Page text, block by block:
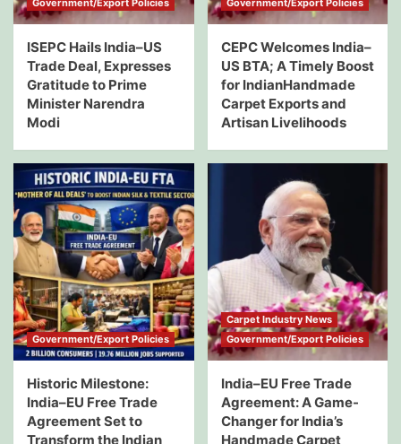
ISEPC Hails India–US
Trade Deal, Expresses
Gratitude to Prime
Minister Narendra
Modi
CEPC Welcomes India–
US BTA; A Timely Boost
for IndianHandmade
Carpet Exports and
Artisan Livelihoods
Government/Export Policies
Historic Milestone:
India–EU Free Trade
Agreement Set to
Transform the Indian
Carpet Industry News
Government/Export Policies
India–EU Free Trade
Agreement: A Game-
Changer for India’s
Handmade Carpet